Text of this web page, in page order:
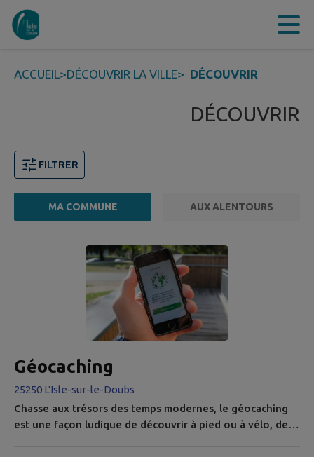
Contenu
ACCUEIL>DÉCOUVRIR LA VILLE> DÉCOUVRIR
DÉCOUVRIR
FILTRER
MA COMMUNE AUX ALENTOURS
Géocaching
25250 L'Isle-sur-le-Doubs
Chasse aux trésors des temps modernes, le géocaching
est une façon ludique de découvrir à pied ou à vélo, des